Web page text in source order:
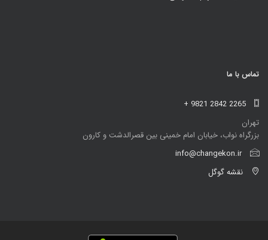
تماس با ما
+ 9821 2842 2265
تهران
بزرگراه نواب، خیابان امام خمینی بین قصرالدشت و کارون
info@changekon.ir